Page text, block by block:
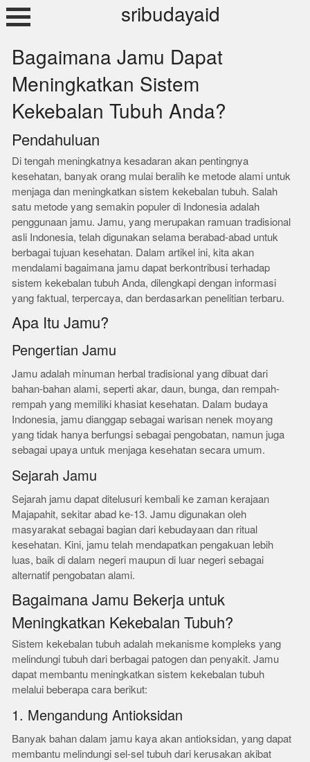
Skip
to
sribudayaid
Bagaimana Jamu Dapat
Meningkatkan Sistem
Kekebalan Tubuh Anda?
Pendahuluan
Di tengah meningkatnya kesadaran akan pentingnya
kesehatan, banyak orang mulai beralih ke metode alami untuk
menjaga dan meningkatkan sistem kekebalan tubuh. Salah
satu metode yang semakin populer di Indonesia adalah
penggunaan jamu. Jamu, yang merupakan ramuan tradisional
asli Indonesia, telah digunakan selama berabad-abad untuk
berbagai tujuan kesehatan. Dalam artikel ini, kita akan
mendalami bagaimana jamu dapat berkontribusi terhadap
sistem kekebalan tubuh Anda, dilengkapi dengan informasi
yang faktual, terpercaya, dan berdasarkan penelitian terbaru.
Apa Itu Jamu?
Pengertian Jamu
Jamu adalah minuman herbal tradisional yang dibuat dari
bahan-bahan alami, seperti akar, daun, bunga, dan rempah-
rempah yang memiliki khasiat kesehatan. Dalam budaya
Indonesia, jamu dianggap sebagai warisan nenek moyang
yang tidak hanya berfungsi sebagai pengobatan, namun juga
sebagai upaya untuk menjaga kesehatan secara umum.
Sejarah Jamu
Sejarah jamu dapat ditelusuri kembali ke zaman kerajaan
Majapahit, sekitar abad ke-13. Jamu digunakan oleh
masyarakat sebagai bagian dari kebudayaan dan ritual
kesehatan. Kini, jamu telah mendapatkan pengakuan lebih
luas, baik di dalam negeri maupun di luar negeri sebagai
alternatif pengobatan alami.
Bagaimana Jamu Bekerja untuk
Meningkatkan Kekebalan Tubuh?
Sistem kekebalan tubuh adalah mekanisme kompleks yang
melindungi tubuh dari berbagai patogen dan penyakit. Jamu
dapat membantu meningkatkan sistem kekebalan tubuh
melalui beberapa cara berikut:
1. Mengandung Antioksidan
Banyak bahan dalam jamu kaya akan antioksidan, yang dapat
membantu melindungi sel-sel tubuh dari kerusakan akibat